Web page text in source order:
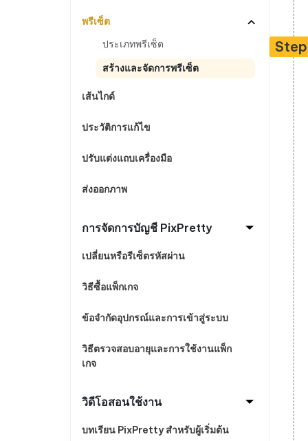
พรีเซ็ต
ประเภทพรีเซ็ต
สร้างและจัดการพรีเซ็ต
เส้นไกด์
ประวัติการแก้ไข
ปรับแต่งแถบเครื่องมือ
ส่งออกภาพ
การจัดการบัญชี PixPretty
เปลี่ยนหรือรีเซ็ตรหัสผ่าน
วิธีซื้อแพ็กเกจ
ข้อจำกัดอุปกรณ์และการเข้าสู่ระบบ
วิธีตรวจสอบอายุและการใช้งานแพ็ก
เกจ
วิดีโอสอนใช้งาน
บทเรียน PixPretty สำหรับผู้เริ่มต้น